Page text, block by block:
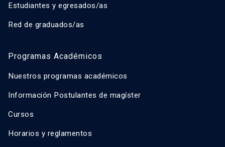
Estudiantes y egresados/as
Red de graduados/as
Programas Académicos
Nuestros programas académicos
Información Postulantes de magíster
Cursos
Horarios y reglamentos